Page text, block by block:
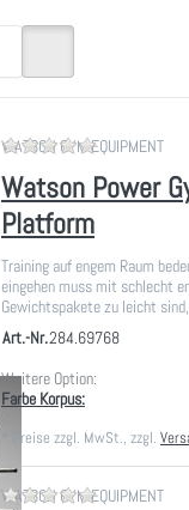
WATSON GYM EQUIPMENT
Zu diesem
Watson Power
Platform
Training auf engem Raum
eingehen muss mit schlecht
Gewichtspakete zu leicht
Art.-Nr.284.69768
Weitere Option:
Farbe Korpus:
* Preise zzgl. MwSt., zzgl.
WATSON GYM EQUIPMENT
Zu diesem